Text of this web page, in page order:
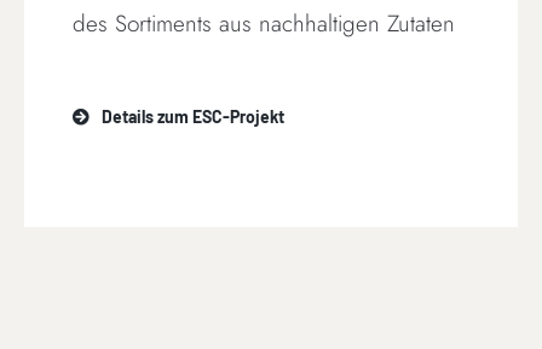
des Sortiments aus nachhaltigen Zutaten
Details zum ESC-Projekt